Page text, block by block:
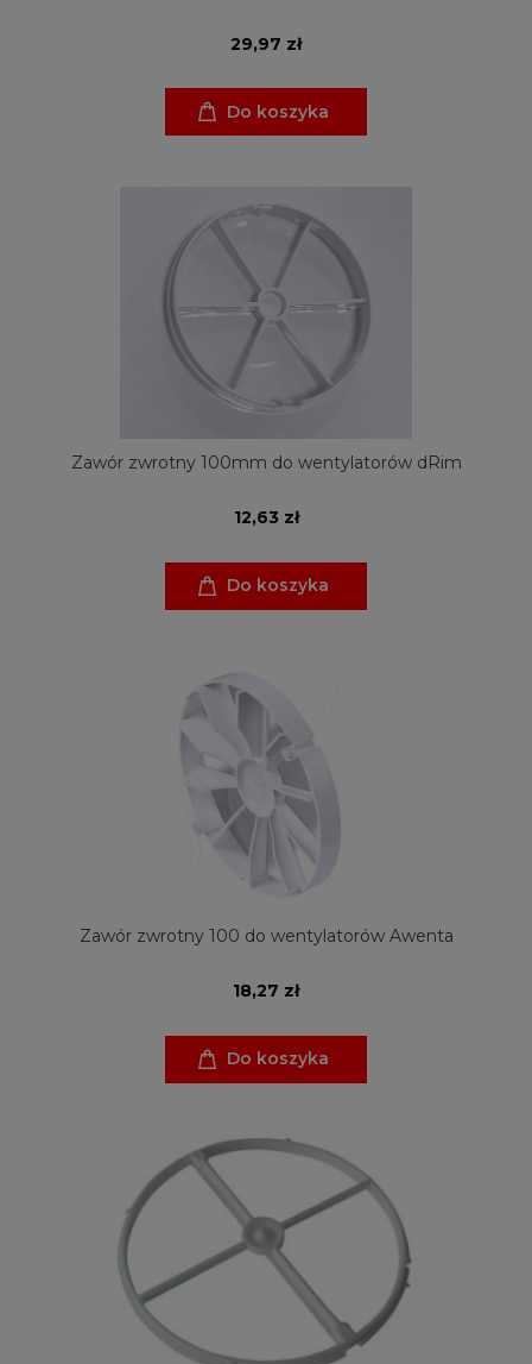
29,97 zł
Do koszyka
Zawór zwrotny 100mm do wentylatorów dRim
12,63 zł
Do koszyka
Zawór zwrotny 100 do wentylatorów Awenta
18,27 zł
Do koszyka